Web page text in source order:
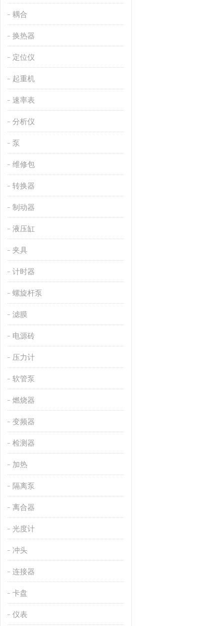
耦合
换热器
定位仪
起重机
速率表
分析仪
泵
维修包
转换器
制动器
液压缸
夹具
计时器
螺旋杆泵
滤膜
电源砖
压力计
软管泵
燃烧器
变频器
检测器
加热
隔离泵
离合器
光度计
冲头
连接器
卡盘
仪表